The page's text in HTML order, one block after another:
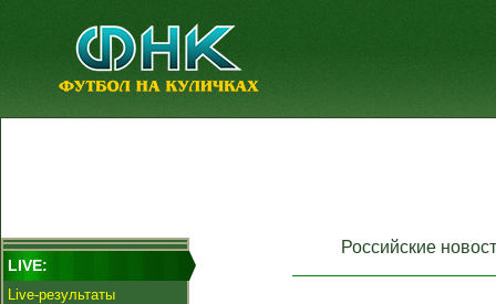
LIVE:
Live-результаты
Российские